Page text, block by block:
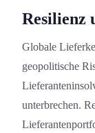
Resilienz
Globale
geopolitische
unterbrechen.